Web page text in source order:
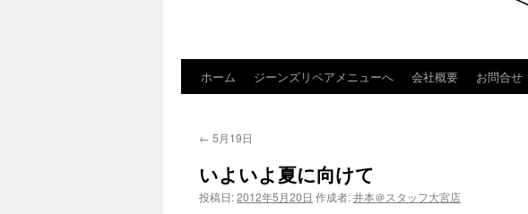
テ
ホーム ジーンズリペアメニューへ 会社概要 お問合せ
← 5月19日
いよいよ夏に向けて
投稿日:2012年5月20日 作成者:井本＠スタッフ大宮店